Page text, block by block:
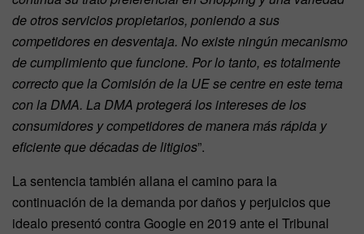
de otros servicios propietarios, poniendo a sus
competidores en desventaja. No existe ningún mecanismo
de cumplimiento que funcione. Por lo tanto, es totalmente
correcto que la Comisión de la UE se centre en este tema
con la DMA. La DMA protegerá los intereses de los
consumidores y competidores de manera más rápida y
eficiente que décadas de litigios”.
La sentencia también allana el camino para la
continuación de la demanda por daños y perjuicios que
idealo presentó contra Google en 2019 ante el Tribunal